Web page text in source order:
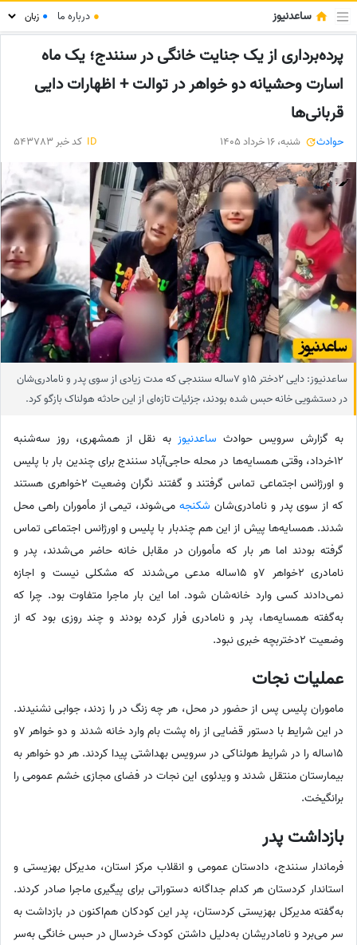
ساعدنیوز ● درباره ما ●
پرده‌برداری از یک جنایت خانگی در سنندج؛ یک ماه
اسارت وحشیانه دو خواهر در توالت + اظهارات دایی
قربانی‎‌ها
حوادث شنبه، 16 خرداد 1405 ID کد خبر 543783
ساعدنیوز: دایی 2دختر 15و 7ساله سنندجی که مدت زیادی از سوی پدر و نامادری‌شان
در دستشویی خانه حبس شده بودند، جزئیات تازه‌ای از این حادثه هولناک بازگو کرد.
به گزارش سرویس حوادث ساعدنیوزبه نقل از همشهری، روز سه‌شنبه
12خرداد، وقتی همسایه‌ها در محله حاجی‌آباد سنندج برای چندین بار با پلیس
و اورژانس اجتماعی تماس گرفتند و گفتند نگران وضعیت 2خواهری هستند
که از سوی پدر و نامادری‌شان شکنجه می‌شوند، تیمی از مأموران راهی محل
شدند. همسایه‌ها پیش از این هم چندبار با پلیس و اورژانس اجتماعی تماس
گرفته بودند اما هر بار که مأموران در مقابل خانه حاضر می‌شدند، پدر و
نامادری 2خواهر 7و 15ساله مدعی می‌شدند که مشکلی نیست و اجازه
نمی‌دادند کسی وارد خانه‌شان شود. اما این بار ماجرا متفاوت بود. چرا که
به‌گفته همسایه‌ها، پدر و نامادری فرار کرده بودند و چند روزی بود که از
وضعیت 2دختربچه خبری نبود.
عملیات نجات
ماموران پلیس پس از حضور در محل، هر چه زنگ در را زدند، جوابی نشنیدند.
در این شرایط با دستور قضایی از راه پشت بام وارد خانه شدند و دو خواهر 7و
15ساله را در شرایط هولناکی در سرویس بهداشتی پیدا کردند. هر دو خواهر به
بیمارستان منتقل شدند و ویدئوی این نجات در فضای مجازی خشم عمومی را
برانگیخت.
بازداشت پدر
فرماندار سنندج، دادستان عمومی و انقلاب مرکز استان، مدیرکل بهزیستی و
استاندار کردستان هر کدام جداگانه دستوراتی برای پیگیری ماجرا صادر کردند.
به‌گفته مدیرکل بهزیستی کردستان، پدر این کودکان هم‌اکنون در بازداشت به
سر می‌برد و نامادریشان به‌دلیل داشتن کودک خردسال در حبس خانگی به‌سر